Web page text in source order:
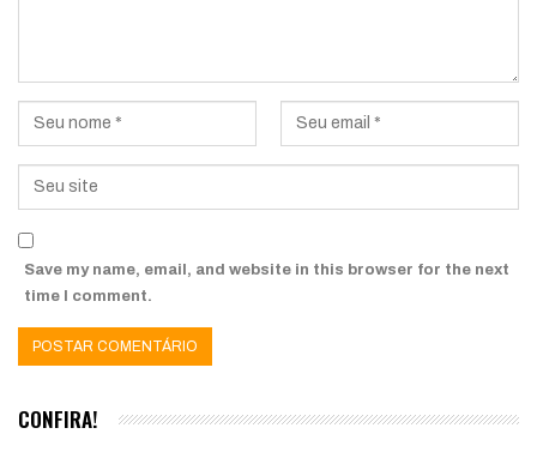
Save my name, email, and website in this browser for the next
time I comment.
CONFIRA!